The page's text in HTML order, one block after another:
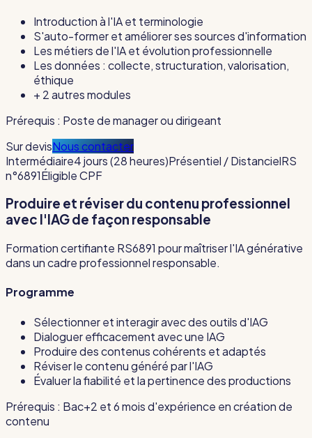
Introduction à l'IA et terminologie
S'auto-former et améliorer ses sources d'information
Les métiers de l'IA et évolution professionnelle
Les données : collecte, structuration, valorisation,
éthique
+ 2 autres modules
Prérequis : Poste de manager ou dirigeant
Sur devisNous contacter
Intermédiaire4 jours (28 heures)Présentiel / DistancielRS
n°6891Éligible CPF
Produire et réviser du contenu professionnel
avec l'IAG de façon responsable
Formation certifiante RS6891 pour maîtriser l'IA générative
dans un cadre professionnel responsable.
Programme
Sélectionner et interagir avec des outils d'IAG
Dialoguer efficacement avec une IAG
Produire des contenus cohérents et adaptés
Réviser le contenu généré par l'IAG
Évaluer la fiabilité et la pertinence des productions
Prérequis : Bac+2 et 6 mois d'expérience en création de
contenu